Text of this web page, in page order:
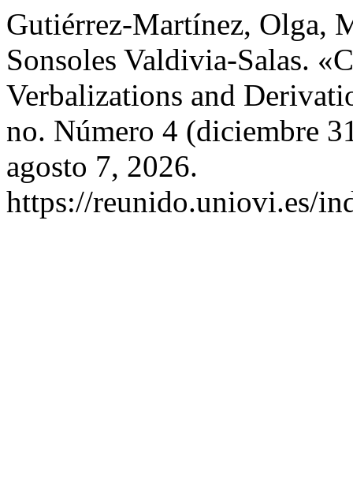
Gutiérrez-Martínez, Olga,
Sonsoles Valdivia-Salas.
Verbalizations and
no. Número 4 (diciembre
agosto 7, 2026.
https://reunido.uniovi.es/